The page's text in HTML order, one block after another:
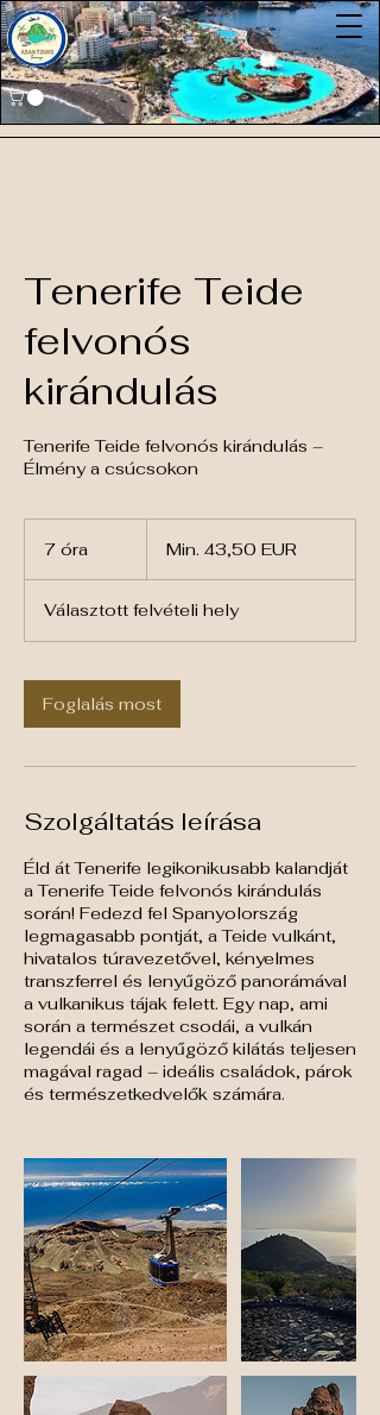
Tenerife Teide
felvonós
kirándulás
Tenerife Teide felvonós kirándulás –
Élmény a csúcsokon
7 óra
a
euróMin. 43,50 EUR
Választott felvételi hely
Foglalás most
Szolgáltatás leírása
Éld át Tenerife legikonikusabb kalandját
a Tenerife Teide felvonós kirándulás
során! Fedezd fel Spanyolország
legmagasabb pontját, a Teide vulkánt,
hivatalos túravezetővel, kényelmes
transzferrel és lenyűgöző panorámával
a vulkanikus tájak felett. Egy nap, ami
során a természet csodái, a vulkán
legendái és a lenyűgöző kilátás teljesen
magával ragad – ideális családok, párok
és természetkedvelők számára.